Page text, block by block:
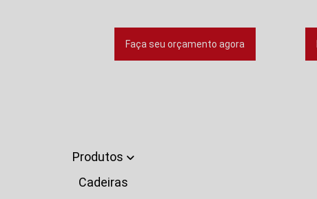
Faça seu orçamento agora
Produtos
Cadeiras